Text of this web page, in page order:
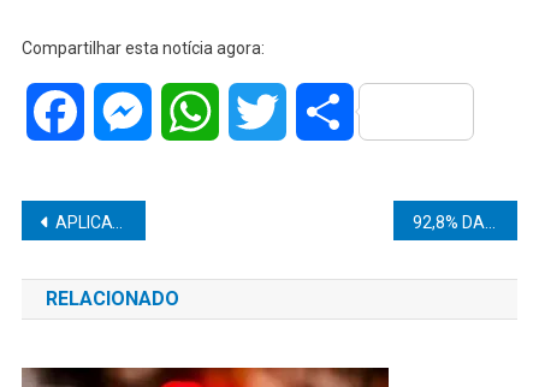
Compartilhar esta notícia agora:
Facebook MessengerWhatsAppTwitter Share
Navegação
de
Post
APLICATIVO PARA ACIONAR A PM OU OS BOMBEIROS É LANÇADO PELO GOVERNO DO ESTADO 92,8% DAS MULTAS DA BLITZ DE FIM DE ANO FORAM DE RECUSA A BAFÔMETRO
RELACIONADO